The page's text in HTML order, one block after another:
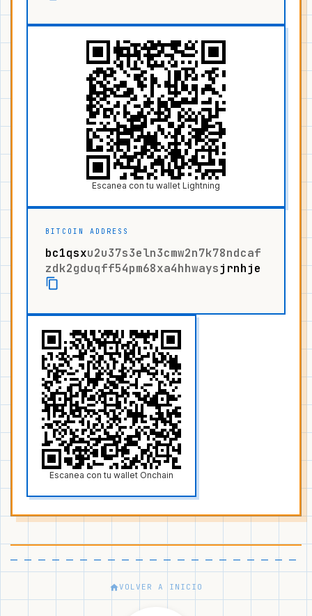
Escanea con tu wallet Lightning
BITCOIN ADDRESS
bc1qsxu2u37s3eln3cmw2n7k78ndcaf
zdk2gduqff54pm68xa4hhwaysjrnhje
Escanea con tu wallet Onchain
VOLVER A INICIO